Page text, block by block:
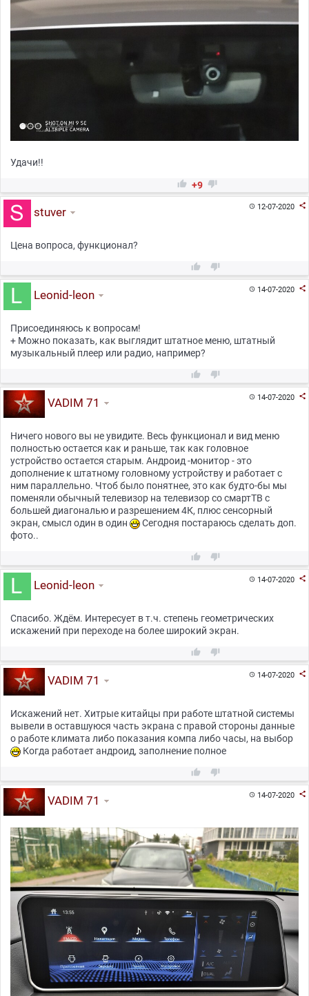
Удачи!!
 +9 
12-07-2020 
stuver
Цена вопроса, функционал?
 
14-07-2020 
Leonid-leon
Присоединяюсь к вопросам!
+ Можно показать, как выглядит штатное меню, штатный
музыкальный плеер или радио, например?
 
14-07-2020 
VADIM 71
Ничего нового вы не увидите. Весь функционал и вид меню
полностью остается как и раньше, так как головное
устройство остается старым. Андроид -монитор - это
дополнение к штатному головному устройству и работает с
ним параллельно. Чтоб было понятнее, это как будто-бы мы
поменяли обычный телевизор на телевизор со смартТВ с
большей диагональю и разрешением 4К, плюс сенсорный
экран, смысл один в один
Сегодня постараюсь сделать доп.
фото..
 
14-07-2020 
Leonid-leon
Спасибо. Ждём. Интересует в т.ч. степень геометрических
искажений при переходе на более широкий экран.
 
14-07-2020 
VADIM 71
Искажений нет. Хитрые китайцы при работе штатной системы
вывели в оставшуюся часть экрана с правой стороны данные
о работе климата либо показания компа либо часы, на выбор
Когда работает андроид, заполнение полное
 
14-07-2020 
VADIM 71